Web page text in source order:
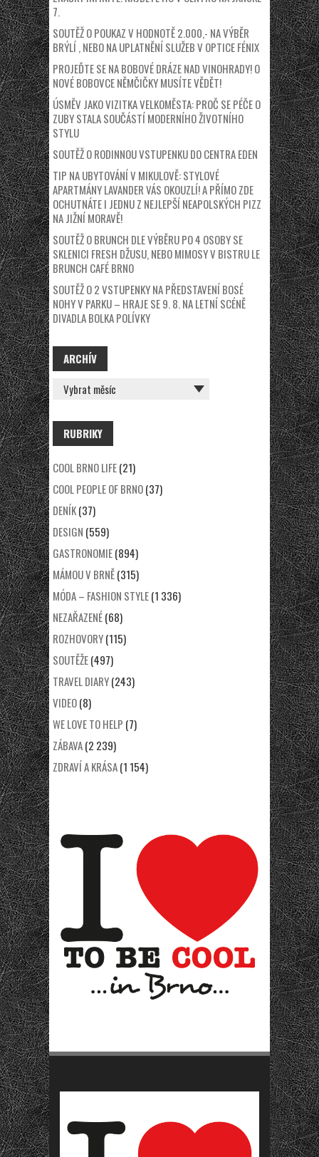
7.
SOUTĚŽ O POUKAZ V HODNOTĚ 2.000,- NA VÝBĚR
BRÝLÍ , NEBO NA UPLATNĚNÍ SLUŽEB V OPTICE FÉNIX
PROJEĎTE SE NA BOBOVÉ DRÁZE NAD VINOHRADY! O
NOVÉ BOBOVCE NĚMČIČKY MUSÍTE VĚDĚT!
ÚSMĚV JAKO VIZITKA VELKOMĚSTA: PROČ SE PÉČE O
ZUBY STALA SOUČÁSTÍ MODERNÍHO ŽIVOTNÍHO
STYLU
SOUTĚŽ O RODINNOU VSTUPENKU DO CENTRA EDEN
TIP NA UBYTOVÁNÍ V MIKULOVĚ: STYLOVÉ
APARTMÁNY LAVANDER VÁS OKOUZLÍ! A PŘÍMO ZDE
OCHUTNÁTE I JEDNU Z NEJLEPŠÍ NEAPOLSKÝCH PIZZ
NA JIŽNÍ MORAVĚ!
SOUTĚŽ O BRUNCH DLE VÝBĚRU PO 4 OSOBY SE
SKLENICI FRESH DŽUSU, NEBO MIMOSY V BISTRU LE
BRUNCH CAFÉ BRNO
SOUTĚŽ O 2 VSTUPENKY NA PŘEDSTAVENÍ BOSÉ
NOHY V PARKU – HRAJE SE 9. 8. NA LETNÍ SCÉNĚ
DIVADLA BOLKA POLÍVKY
ARCHÍV
ARCHÍV
RUBRIKY
COOL BRNO LIFE(21)
COOL PEOPLE OF BRNO(37)
DENÍK(37)
DESIGN (559)
GASTRONOMIE(894)
MÁMOU V BRNĚ(315)
MÓDA – FASHION STYLE(1 336)
NEZAŘAZENÉ(68)
ROZHOVORY(115)
SOUTĚŽE(497)
TRAVEL DIARY(243)
VIDEO(8)
WE LOVE TO HELP (7)
ZÁBAVA(2 239)
ZDRAVÍ A KRÁSA(1 154)